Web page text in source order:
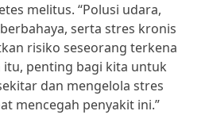
melitus. “Polusi udara,
serta stres kronis
risiko seseorang terkena
itu, penting bagi kita untuk
dan mengelola stres
mencegah penyakit ini.”